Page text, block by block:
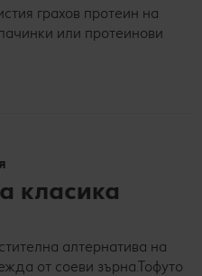
грахов протеин на
или протеинови
класика
алтернатива на
от соеви зърна.Тофуто